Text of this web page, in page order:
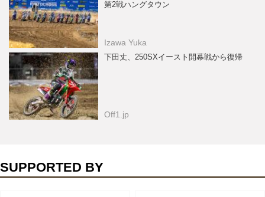
第2戦ハングタウン
Izawa Yuka
下田丈、250SXイースト開幕戦から復帰
Off1.jp
SUPPORTED BY